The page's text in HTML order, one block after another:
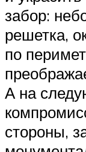
забор:
решетка,
по
А на
стороны,